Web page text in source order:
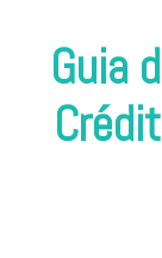
Guia